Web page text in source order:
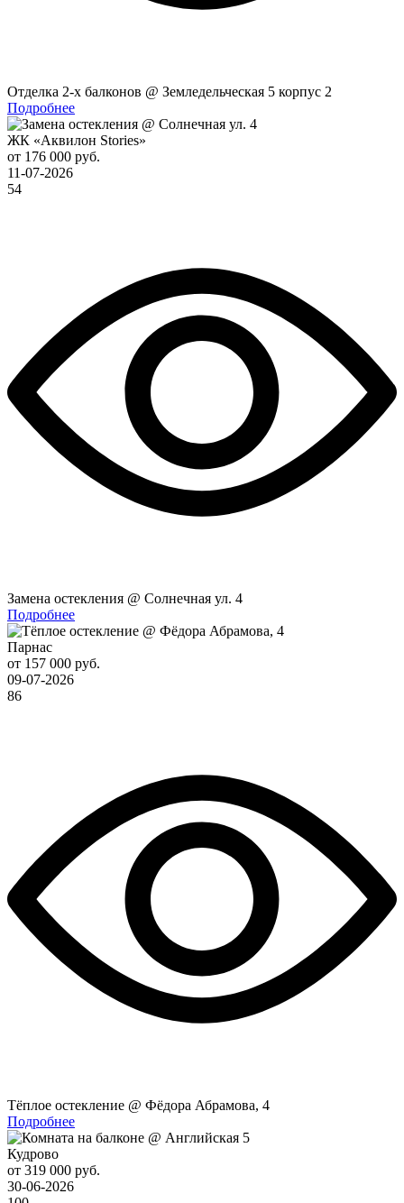
Отделка 2-x балконов @ Земледельческая 5 корпус 2
Подробнее
ЖК «Аквилон Stories»
от 176 000 руб.
11-07-2026
54
Замена остекления @ Солнечная ул. 4
Подробнее
Парнас
от 157 000 руб.
09-07-2026
86
Тёплое остекление @ Фёдора Абрамова, 4
Подробнее
Кудрово
от 319 000 руб.
30-06-2026